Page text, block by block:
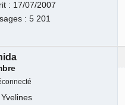
: 17/07/2007
:5 201
Yvelines